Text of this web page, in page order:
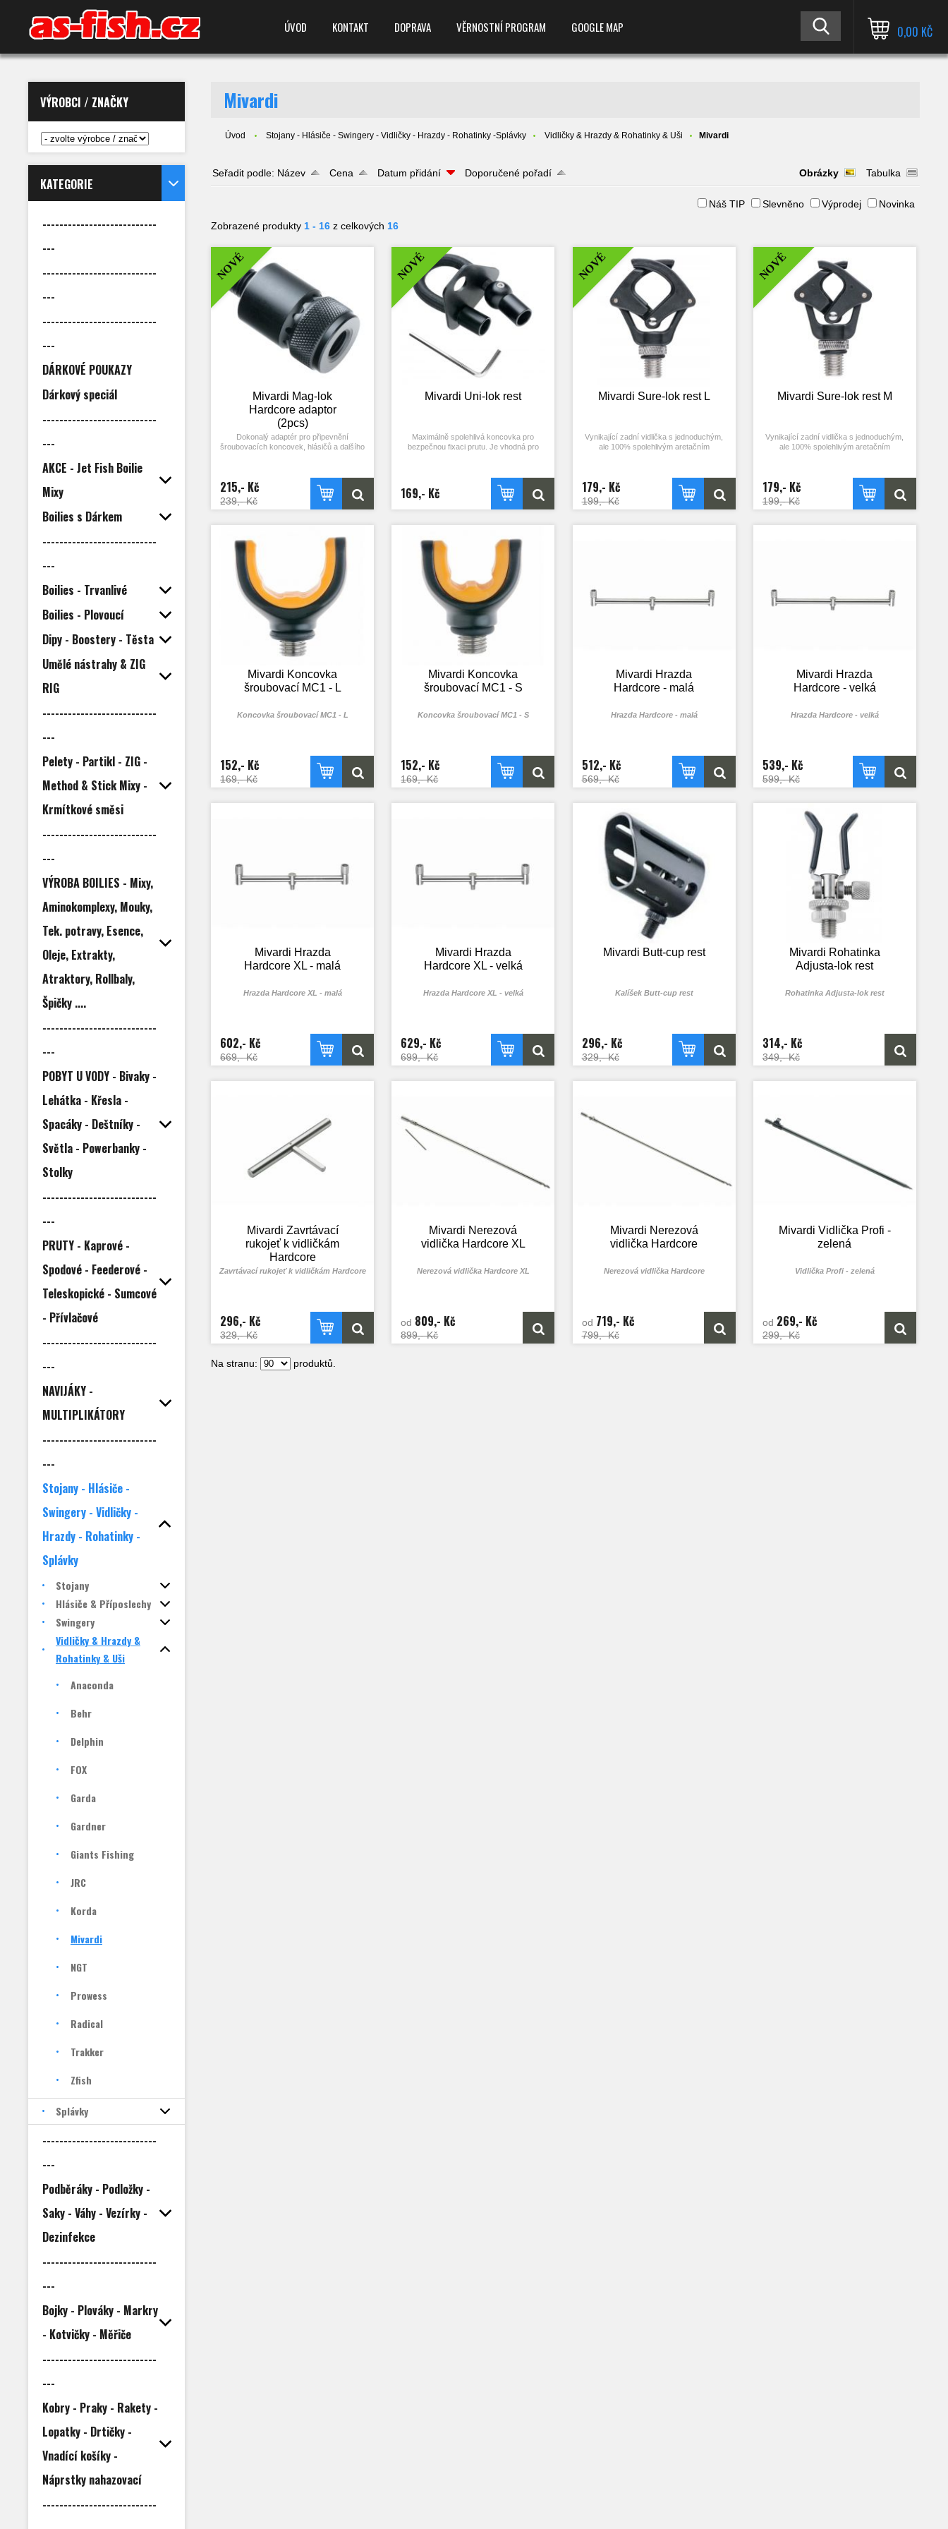
ÚVOD KONTAKT DOPRAVA VĚRNOSTNÍ PROGRAM GOOGLE MAP 0,00 KČ
VÝROBCI / ZNAČKY
KATEGORIE
---------------------------
---
---------------------------
---
---------------------------
---
DÁRKOVÉ POUKAZY
Dárkový speciál
---------------------------
---
AKCE - Jet Fish Boilie
Mixy
Boilies s Dárkem
---------------------------
---
Boilies - Trvanlivé
Boilies - Plovoucí
Dipy - Boostery - Těsta
Umělé nástrahy & ZIG
RIG
---------------------------
---
Pelety - Partikl - ZIG -
Method & Stick Mixy -
Krmítkové směsi
---------------------------
---
VÝROBA BOILIES - Mixy,
Aminokomplexy, Mouky,
Tek. potravy, Esence,
Oleje, Extrakty,
Atraktory, Rollbaly,
Špičky ....
---------------------------
---
POBYT U VODY - Bivaky -
Lehátka - Křesla -
Spacáky - Deštníky -
Světla - Powerbanky -
Stolky
---------------------------
---
PRUTY - Kaprové -
Spodové - Feederové -
Teleskopické - Sumcové
- Přívlačové
---------------------------
---
NAVIJÁKY -
MULTIPLIKÁTORY
---------------------------
---
Stojany - Hlásiče -
Swingery - Vidličky -
Hrazdy - Rohatinky -
Splávky
Stojany
Hlásiče & Příposlechy
Swingery
Vidličky & Hrazdy &
Rohatinky & Uši
Anaconda
Behr
Delphin
FOX
Garda
Gardner
Giants Fishing
JRC
Korda
Mivardi
NGT
Prowess
Radical
Trakker
Zfish
Splávky
---------------------------
---
Podběráky - Podložky -
Saky - Váhy - Vezírky -
Dezinfekce
---------------------------
---
Bojky - Plováky - Markry
- Kotvičky - Měřiče
---------------------------
---
Kobry - Praky - Rakety -
Lopatky - Drtičky -
Vnadící košíky -
Náprstky nahazovací
---------------------------
Mivardi
Úvod Stojany - Hlásiče - Swingery - Vidličky - Hrazdy - Rohatinky -Splávky Vidličky & Hrazdy & Rohatinky & Uši Mivardi
Seřadit podle: Název Cena Datum přidání Doporučené pořadí Obrázky Tabulka
Náš TIP Slevněno Výprodej
Novinka
Zobrazené produkty 1 - 16 z celkových 16
NOVÉ
Mivardi Mag-lok
Hardcore adaptor
(2pcs)
Dokonalý adaptér pro připevnění
šroubovacích koncovek, hlásičů a dalšího
je zcela bez vůlí. Tento adaptér od značky
Mivardi využívá extrémně silné neodymové
magnety nejvyšší kvality. Ty spolu s
optimálně navrženou konstrukcí těla
a pevnějšího rozebíratelného spoje než
většina obdobných výrobků na trhu.
215,- Kč
239,- Kč
NOVÉ
Mivardi Uni-lok rest
Maximálně spolehlivá koncovka pro
bezpečnou fixaci prutu. Je vhodná pro
Prut v koncovce snadno upevníte pomocí
elastické šňůrky s nastavitelnou délkou /
přítlakem. Před zásekem pak šňůrku
pracovní délky elastické šňůrky.
169,- Kč
NOVÉ
Mivardi Sure-lok rest L
Vynikající zadní vidlička s jednoduchým,
ale 100% spolehlivým aretačním
se zámek automatiky uvolní. Tato vidlička
je dostupná ve dvou velikostech.
179,- Kč
199,- Kč
NOVÉ
Mivardi Sure-lok rest M
Vynikající zadní vidlička s jednoduchým,
ale 100% spolehlivým aretačním
se zámek automatiky uvolní. Tato vidlička
je dostupná ve dvou velikostech.
179,- Kč
199,- Kč
Mivardi Koncovka
šroubovací MC1 - L
Koncovka šroubovací MC1 - L
152,- Kč
169,- Kč
Mivardi Koncovka
šroubovací MC1 - S
Koncovka šroubovací MC1 - S
152,- Kč
169,- Kč
Mivardi Hrazda
Hardcore - malá
Hrazda Hardcore - malá
512,- Kč
569,- Kč
Mivardi Hrazda
Hardcore - velká
Hrazda Hardcore - velká
539,- Kč
599,- Kč
Mivardi Hrazda
Hardcore XL - malá
Hrazda Hardcore XL - malá
602,- Kč
669,- Kč
Mivardi Hrazda
Hardcore XL - velká
Hrazda Hardcore XL - velká
629,- Kč
699,- Kč
Mivardi Butt-cup rest
Kalíšek Butt-cup rest
296,- Kč
329,- Kč
Mivardi Rohatinka
Adjusta-lok rest
Rohatinka Adjusta-lok rest
314,- Kč
349,- Kč
Mivardi Zavrtávací
rukojeť k vidličkám
Hardcore
Zavrtávací rukojeť k vidličkám Hardcore
296,- Kč
329,- Kč
Mivardi Nerezová
vidlička Hardcore XL
Nerezová vidlička Hardcore XL
od 809,- Kč
899,- Kč
Mivardi Nerezová
vidlička Hardcore
Nerezová vidlička Hardcore
od 719,- Kč
799,- Kč
Mivardi Vidlička Profi -
zelená
Vidlička Profi - zelená
od 269,- Kč
299,- Kč
Na stranu: produktů.